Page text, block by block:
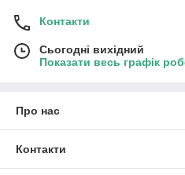
Контакти
Сьогодні вихідний
Показати весь графік
Про нас
Контакти